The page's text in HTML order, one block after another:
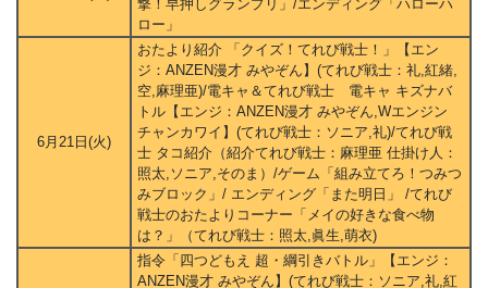
撃！早押しグランプリ」/エンディング「ハローハ
ロー」
6月21日(火)
おたより紹介 「クイズ！てれび戦士！」【エン
ジ：ANZEN漫才 みやぞん】(てれび戦士：礼,紅緒,
空,麻理亜)/電キャ＆てれび戦士 電キャ キズナバ
トル【エンジ：ANZEN漫才 みやぞん,Wエンジン
チャンカワイ】(てれび戦士：ソニア,礼)/てれび戦
士 タコ紹介（紹介てれび戦士：麻理亜 仕掛け人：
照太,ソニア,そのま）/ゲーム「組み立てろ！つみつ
みブロック」/ エンディング「また明日」 /てれび
戦士のおたよりコーナー「メイの好きな食べ物
は？」（てれび戦士：照太,眞生,萌衣)
指令「四つどもえ 超・綱引きバトル」【エンジ：
ANZEN漫才 みやぞん】(てれび戦士：ソニア,礼,紅